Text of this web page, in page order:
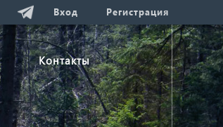
Вход Регистрация
Контакты